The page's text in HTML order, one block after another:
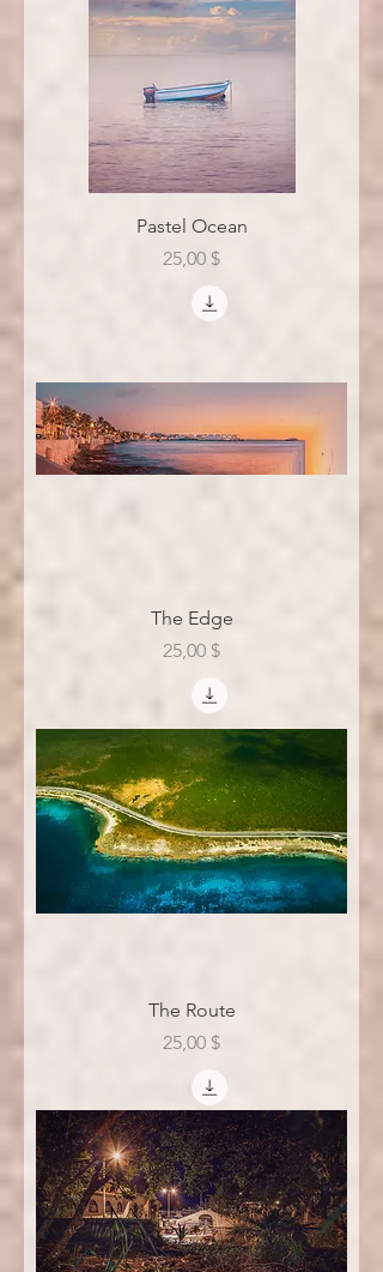
Pastel Ocean
Цена
25,00 $
The Edge
Цена
25,00 $
The Route
Цена
25,00 $